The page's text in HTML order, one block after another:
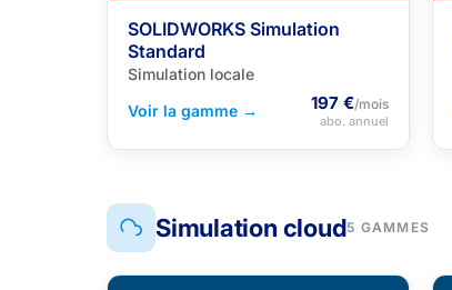
SOLIDWORKS Simulation
Standard
Simulation locale
Voir la gamme →
197 €/mois
abo. annuel
Simulation cloud5 GAMMES